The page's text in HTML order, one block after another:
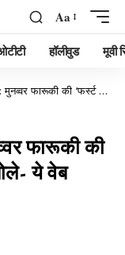
Aa
हॉलीवुड मूवी
दमदार एंट्री, बोले- ये वेब सीरीज मेरे दिल के बेहद करीब
फारूकी की
ये वेब